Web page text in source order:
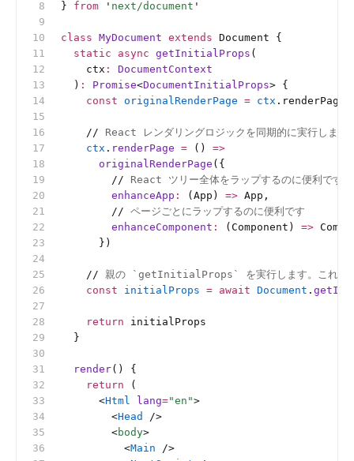
} from ' next/document '
class MyDocument extends Document {
  static
async getInitialProps (
    ctx
:
DocumentContext
  )
: Promise<DocumentInitialProps> {
    const
originalRenderPage = ctx .renderPage
    //
React レンダリングロジックを同期的に実行します
    ctx
. renderPage = () =>
      originalRenderPage
({
        //
React ツリー全体をラップするのに便利です
        enhanceApp
: (App) => App,
        //
ページごとにラップするのに便利です
        enhanceComponent
: (Component) =>
      })
    //
親の `getInitialProps` を実行します。これで
    const
initialProps = await Document .
    return
initialProps
  }
  render
() {
    return
(
      <
Html lang="en">
        <
Head
/>
        <
body>
          <
Main />